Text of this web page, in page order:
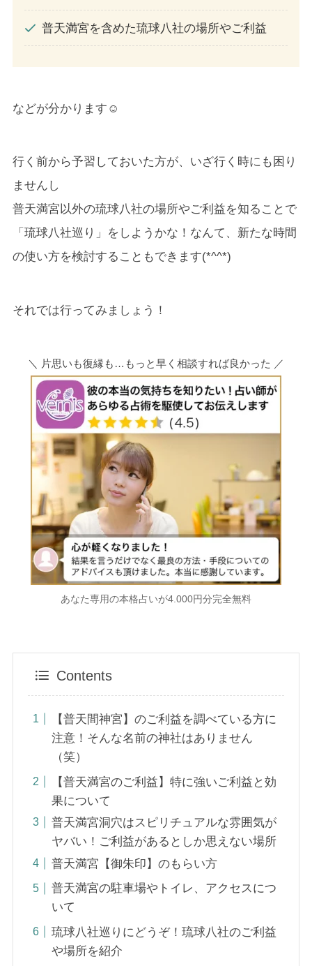
普天満宮を含めた琉球八社の場所やご利益
などが分かります☺
行く前から予習しておいた方が、いざ行く時にも困り
ませんし
普天満宮以外の琉球八社の場所やご利益を知ることで
「琉球八社巡り」をしようかな！なんて、新たな時間
の使い方を検討することもできます(*^^*)
それでは行ってみましょう！
＼ 片思いも復縁も…もっと早く相談すれば良かった ／
あなた専用の本格占いが4.000円分完全無料
Contents
【普天間神宮】のご利益を調べている方に
注意！そんな名前の神社はありません
（笑）
【普天満宮のご利益】特に強いご利益と効
果について
普天満宮洞穴はスピリチュアルな雰囲気が
ヤバい！ご利益があるとしか思えない場所
普天満宮【御朱印】のもらい方
普天満宮の駐車場やトイレ、アクセスにつ
いて
琉球八社巡りにどうぞ！琉球八社のご利益
や場所を紹介